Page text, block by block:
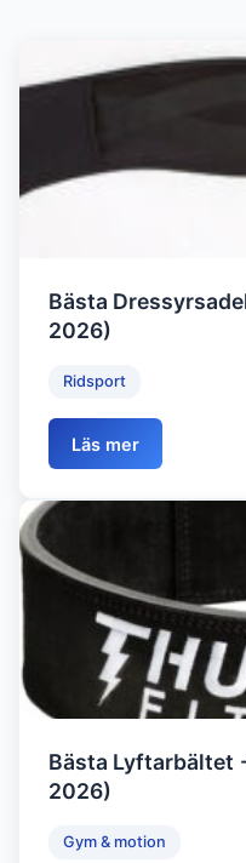
Bästa
2026)
Ridsport
Läs mer
Bästa Lyftarbältet
2026)
Gym & motion